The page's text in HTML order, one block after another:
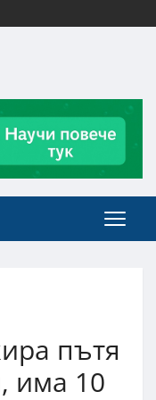
пътя
има 10